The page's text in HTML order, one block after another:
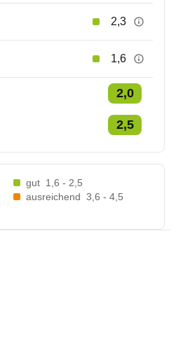
2,3
1,6
2,0
2,5
gut 1,6 - 2,5
ausreichend 3,6 - 4,5